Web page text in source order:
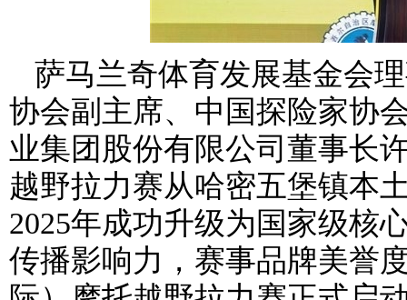
萨马兰奇体育发展基金会
协会副主席、中国探险家协
业集团股份有限公司董事长
越野拉力赛从哈密五堡镇本
2025年成功升级为国家级核
传播影响力，赛事品牌美誉